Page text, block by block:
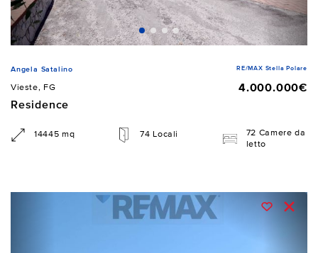
Angela Satalino RE/MAX Stella Polare
Vieste, FG
4.000.000€
Residence
14445 mq 74 Locali
72 Camere da
letto